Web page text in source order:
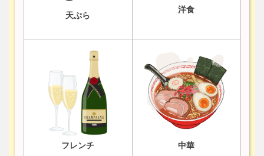
天ぷら
洋食
フレンチ 中華